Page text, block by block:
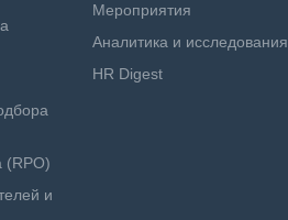
(RPO)
и
Мероприятия
Аналитика и исследования
HR Digest